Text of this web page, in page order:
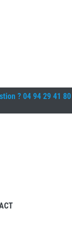
? 04 94 29 41 80